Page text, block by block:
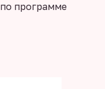
программе